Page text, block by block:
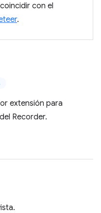
con el
.
extensión para
Recorder.